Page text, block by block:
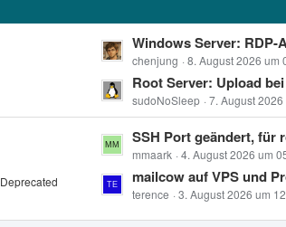
e
e
i
e
L
e
t
z
t
e
B
e
i
t
Windows Server: RDP-
chenjung 8. August 2026 um
Root Server: Upload bei 2,5-Gbit/s-Server auf
sudoNoSleep 7. August
L
e
t
z
t
SSH Port geändert, für root.
mmaark 4. August 2026 um
mailcow auf VPS und Probleme bei unbound im
terence 3. August 2026 um
Deprecated